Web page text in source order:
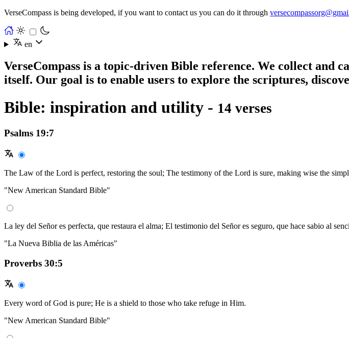
VerseCompass is being developed, if you want to contact us you can do it through
en
VerseCompass is a topic-driven Bible reference. We collect and
itself. Our goal is to enable users to explore the scriptures,
Bible: inspiration and utility - 14 verses
Psalms 19:7
The Law of the Lord is perfect, restoring the soul; The testimony of the Lord is sure, making wise the
"New American Standard Bible"
La ley del Señor es perfecta, que restaura el alma; El testimonio del Señor es seguro, que hace sabio al
"La Nueva Biblia de las Américas"
Proverbs 30:5
Every word of God is pure; He is a shield to those who take refuge in Him.
"New American Standard Bible"